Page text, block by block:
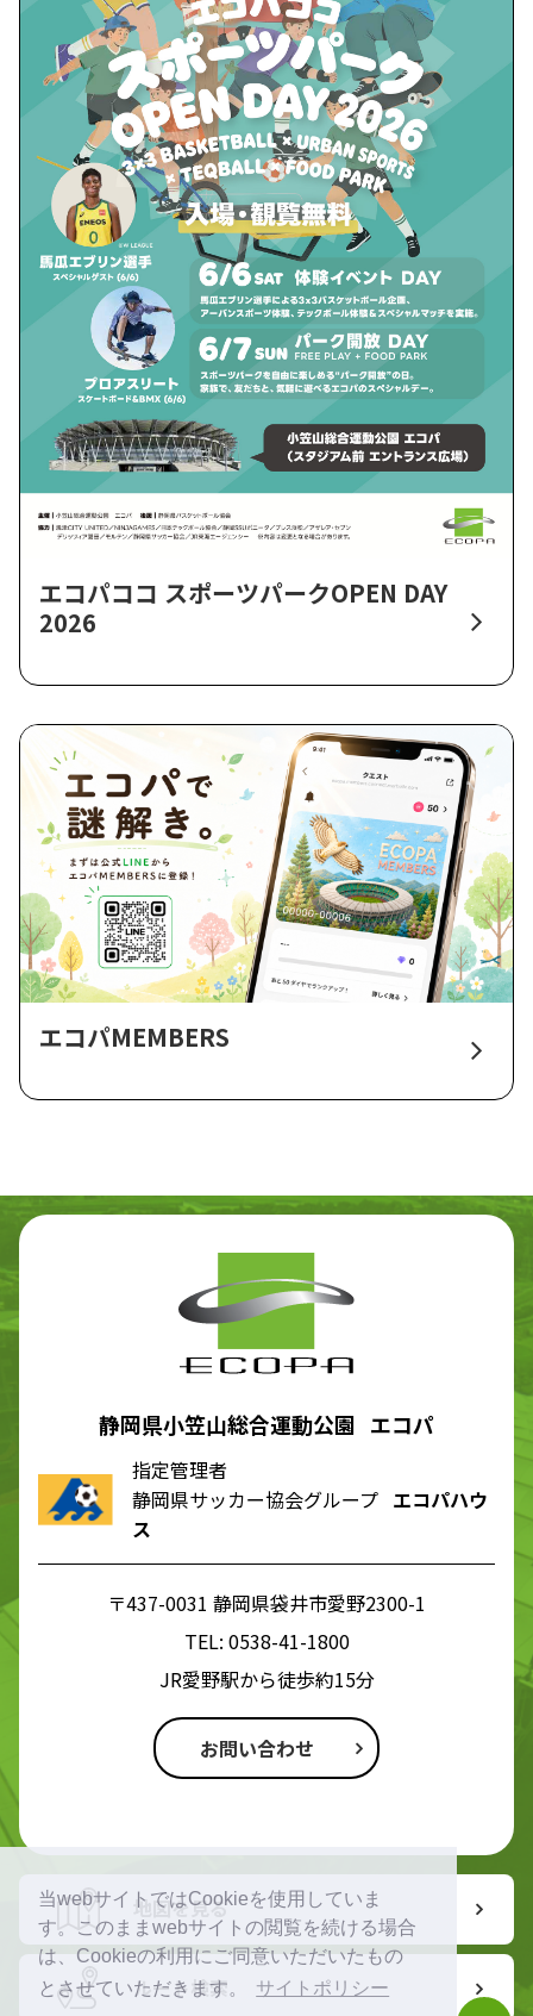
当webサイトではCookieを使用していま
す。このままwebサイトの閲覧を続ける場合
は、Cookieの利用にご同意いただいたもの
とさせていただきます。
サイトポリシー
エコパココ スポーツパークOPEN DAY
2026
エコパMEMBERS
静岡県小笠山総合運動公園 エコパ
指定管理者
静岡県サッカー協会グループ エコパハウ
ス
〒437-0031 静岡県袋井市愛野2300-1
TEL: 0538-41-1800
JR愛野駅から徒歩約15分
お問い合わせ
地図を見る
ルート検索